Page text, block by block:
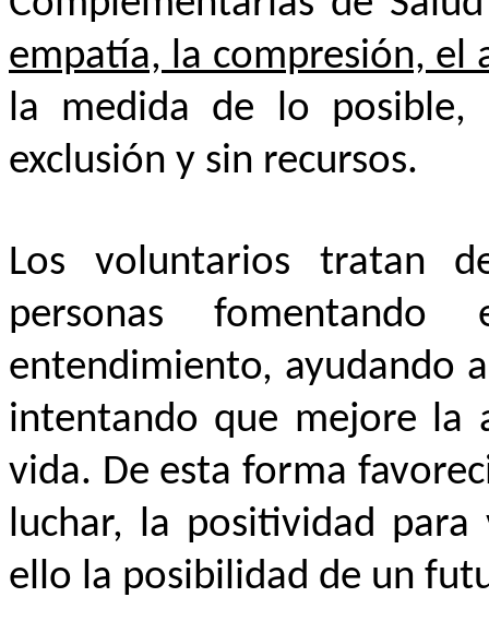
empatía, la compresión, el
la medida de lo posible,
exclusión y sin recursos.
Los voluntarios tratan
personas
entendimiento, ayudando
intentando que mejore la
vida. De esta forma
luchar, la positividad
ello la posibilidad de un